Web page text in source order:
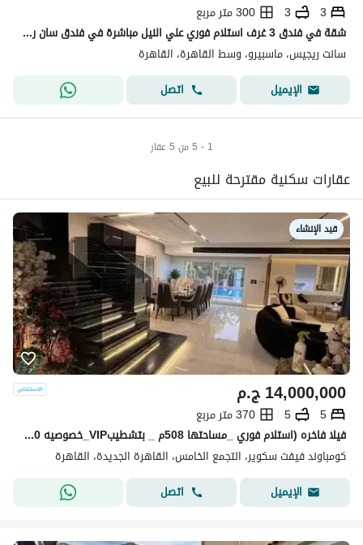
3
3
300 متر مربع
شقة في فندق 3 غرف استلام فوري علي النيل مباشرة في فندق سان ريجيس الزمالك
سانت ريجيس، ماسبيرو، وسط القاهرة، القاهرة
الإيميل
اتصل
1 - 5 من 5 عقار
عقارات سكنية مقترحة للبيع
قيد الإنشاء
ج.م14,000,000
5
5
370 متر مربع
فيلا فاخره (استلام فوري _مساحتها 508م _ بتشطيبVIP_خصوصيه 100%)للبيع فى فيفت سكوير المراسم Fifth Square التجمع الخامس بجوار بالم هيلز وماونتن فيووAUC
كومباوند فيفث سكوير، التجمع الخامس، القاهرة الجديدة، القاهرة
الإيميل
اتصل